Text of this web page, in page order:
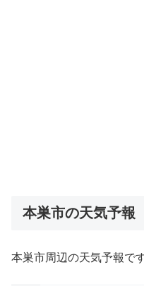
本巣市の天気予報
本巣市周辺の天気予報です